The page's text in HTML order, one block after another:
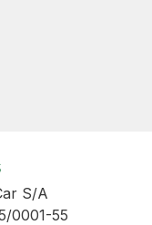
S/A
0001-55